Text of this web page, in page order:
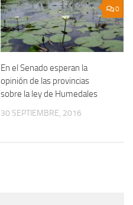
0
En el Senado esperan la
opinión de las provincias
sobre la ley de Humedales
30 SEPTIEMBRE, 2016